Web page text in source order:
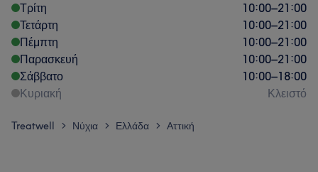
Τρίτη
10:00–21:00
Τετάρτη
10:00–21:00
Πέμπτη
10:00–21:00
Παρασκευή
10:00–21:00
Σάββατο
10:00–18:00
Κυριακή
Κλειστό
Treatwell > Νύχια > Ελλάδα > Αττική